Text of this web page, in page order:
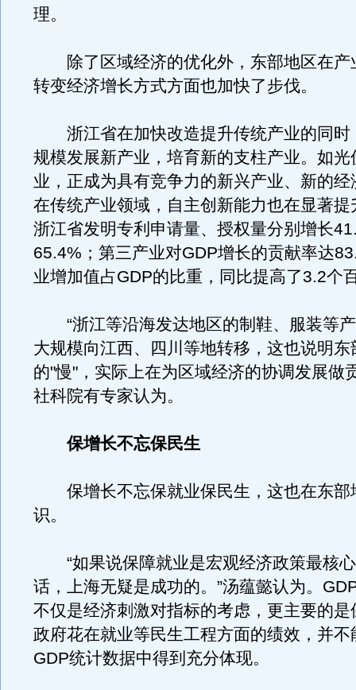
理。
除了区域经济的优化外，东部地区在产
转变经济增长方式方面也加快了步伐。
浙江省在加快改造提升传统产业的同时
规模发展新产业，培育新的支柱产业。如光
业，正成为具有竞争力的新兴产业、新的经
在传统产业领域，自主创新能力也在显著提
浙江省发明专利申请量、授权量分别增长
65.4%；第三产业对GDP增长的贡献率达
业增加值占GDP的比重，同比提高了3.2个
“浙江等沿海发达地区的制鞋、服装等
大规模向江西、四川等地转移，这也说明东
的"慢"，实际上在为区域经济的协调发展做
社科院有专家认为。
保增长不忘保民生
保增长不忘保就业保民生，这也在东部
识。
“如果说保障就业是宏观经济政策最核
话，上海无疑是成功的。”汤蕴懿认为。
不仅是经济刺激对指标的考虑，更主要的是
政府花在就业等民生工程方面的绩效，并不
GDP统计数据中得到充分体现。